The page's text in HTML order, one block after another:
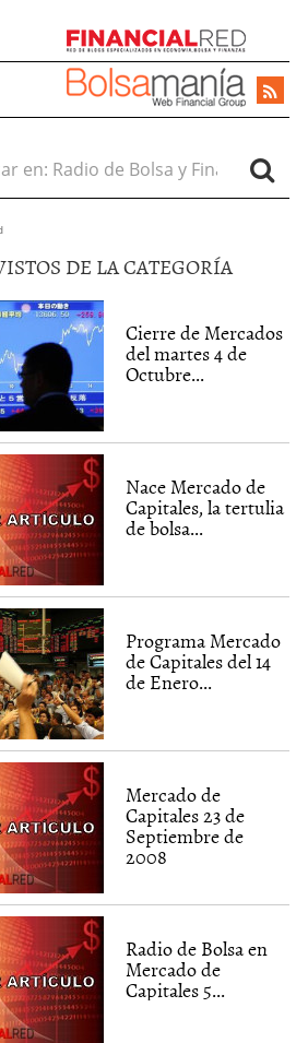
en:
DE LA CATEGORÍA
Cierre de Mercados
del martes 4 de
Octubre...
Nace Mercado de
Capitales, la tertulia
de bolsa...
Programa Mercado
de Capitales del 14
de Enero...
Mercado de
Capitales 23 de
Septiembre de
2008
Radio de Bolsa en
Mercado de
Capitales 5...